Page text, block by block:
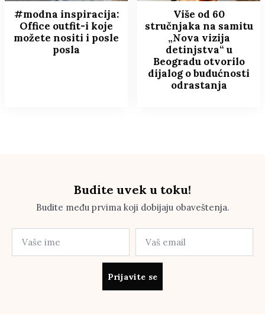
#modna inspiracija:
Office outfit-i koje
možete nositi i posle
posla
Više od 60
stručnjaka na samitu
„Nova vizija
detinjstva“ u
Beogradu otvorilo
dijalog o budućnosti
odrastanja
Budite uvek u toku!
Budite među prvima koji dobijaju obaveštenja.
Prijavite se